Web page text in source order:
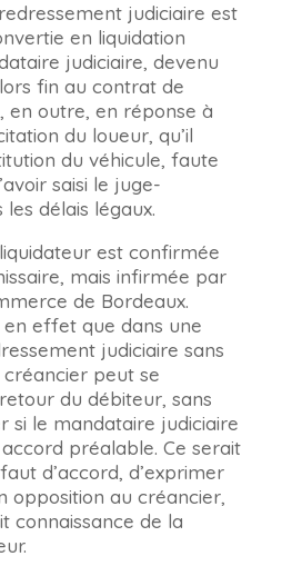
judiciaire est
en liquidation
judiciaire, devenu
fin au contrat de
en outre, en réponse à
du loueur, qu’il
du véhicule, faute
saisi le juge-
délais légaux.
est confirmée
mais infirmée par
de Bordeaux.
en effet que dans une
judiciaire sans
peut se
du débiteur, sans
si le mandataire judiciaire
préalable. Ce serait
d’accord, d’exprimer
opposition au créancier,
connaissance de la